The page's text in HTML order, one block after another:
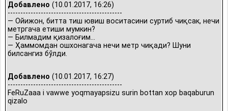
Добавлено (10.01.2017, 16:26)
---------------------------------------------
— Ойижон, битта тиш ювиш воситасини суртиб чиқсак, нечи
метргача етиши мумкин?
— Билмадим қизалоғим...
— Ҳаммомдан ошхонагача нечи метр чиқади? Шуни
билсангиз бўлди.
Добавлено (10.01.2017, 16:27)
---------------------------------------------
FeRuZaaa i vawwe yoqmayapsizu surin bottan xop baqaburun
qizalo